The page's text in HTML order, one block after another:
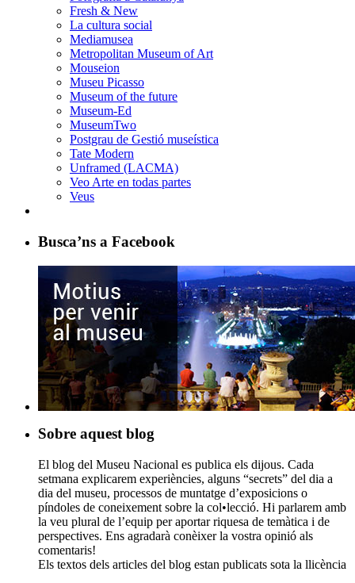
Fresh & New
La cultura social
Mediamusea
Metropolitan Museum of Art
Mouseion
Museu Picasso
Museum of the future
Museum-Ed
MuseumTwo
Postgrau de Gestió museística
Tate Modern
Unframed (LACMA)
Veo Arte en todas partes
Veus
Busca’ns a Facebook
Sobre aquest blog
El blog del Museu Nacional es publica els dijous. Cada
setmana explicarem experiències, alguns “secrets” del dia a
dia del museu, processos de muntatge d’exposicions o
píndoles de coneixement sobre la col•lecció. Hi parlarem amb
la veu plural de l’equip per aportar riquesa de temàtica i de
perspectives. Ens agradarà conèixer la vostra opinió als
comentaris!
Els textos dels articles del blog estan publicats sota la llicència